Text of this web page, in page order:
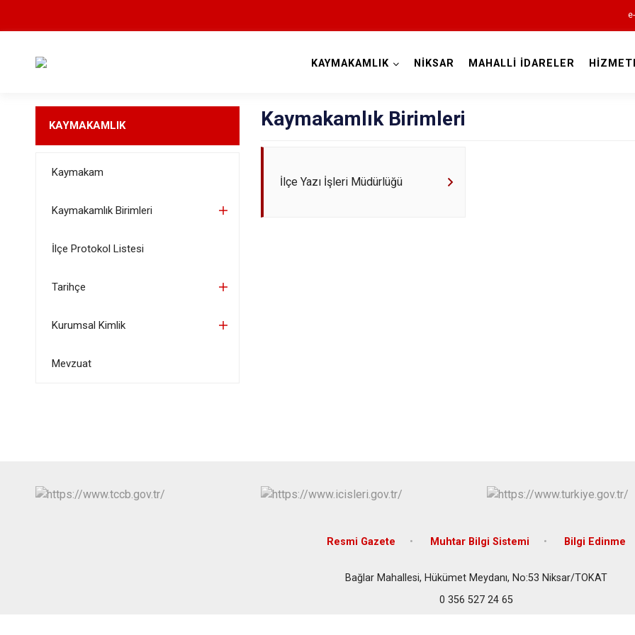
KAYMAKAMLIK NİKSAR MAHALLİ İDARELER
KAYMAKAMLIK
Kaymakam
Kaymakamlık Birimleri
İlçe Protokol Listesi
Tarihçe
Kurumsal Kimlik
Mevzuat
Kaymakamlık Birimleri
İlçe Yazı İşleri Müdürlüğü
Resmi Gazete Muhtar Bilgi Sistemi Bilgi Edinme
Bağlar Mahallesi, Hükümet Meydanı, No:53 Niksar/TOKAT
0 356 527 24 65